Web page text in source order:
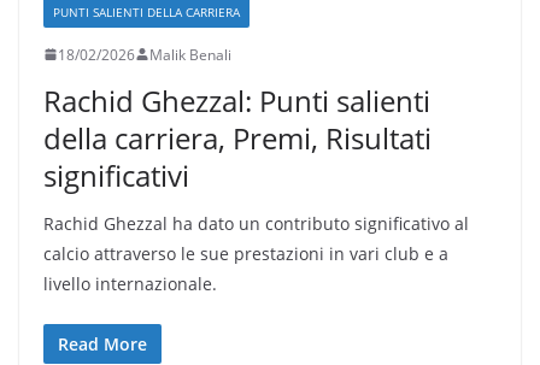
PUNTI SALIENTI DELLA CARRIERA
18/02/2026 Malik Benali
Rachid Ghezzal: Punti salienti
della carriera, Premi, Risultati
significativi
Rachid Ghezzal ha dato un contributo significativo al
calcio attraverso le sue prestazioni in vari club e a
livello internazionale.
Read More